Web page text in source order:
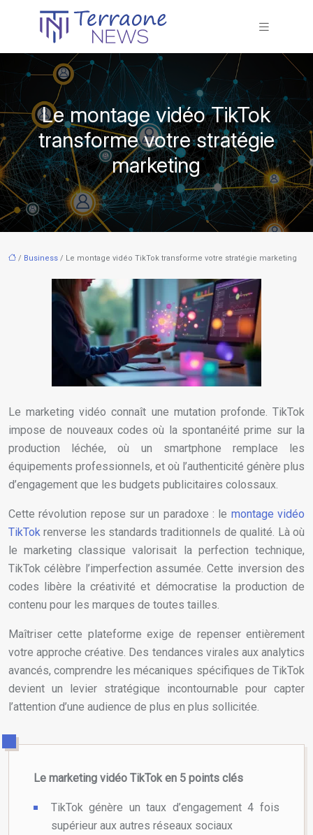
Le montage vidéo TikTok
transforme votre stratégie
marketing
/ Business / Le montage vidéo TikTok transforme votre stratégie marketing
Le marketing vidéo connaît une mutation profonde. TikTok
impose de nouveaux codes où la spontanéité prime sur la
production léchée, où un smartphone remplace les
équipements professionnels, et où l’authenticité génère plus
d’engagement que les budgets publicitaires colossaux.
Cette révolution repose sur un paradoxe : le montage vidéo
TikTok renverse les standards traditionnels de qualité. Là où
le marketing classique valorisait la perfection technique,
TikTok célèbre l’imperfection assumée. Cette inversion des
codes libère la créativité et démocratise la production de
contenu pour les marques de toutes tailles.
Maîtriser cette plateforme exige de repenser entièrement
votre approche créative. Des tendances virales aux analytics
avancés, comprendre les mécaniques spécifiques de TikTok
devient un levier stratégique incontournable pour capter
l’attention d’une audience de plus en plus sollicitée.
Le marketing vidéo TikTok en 5 points clés
TikTok génère un taux d’engagement 4 fois
supérieur aux autres réseaux sociaux